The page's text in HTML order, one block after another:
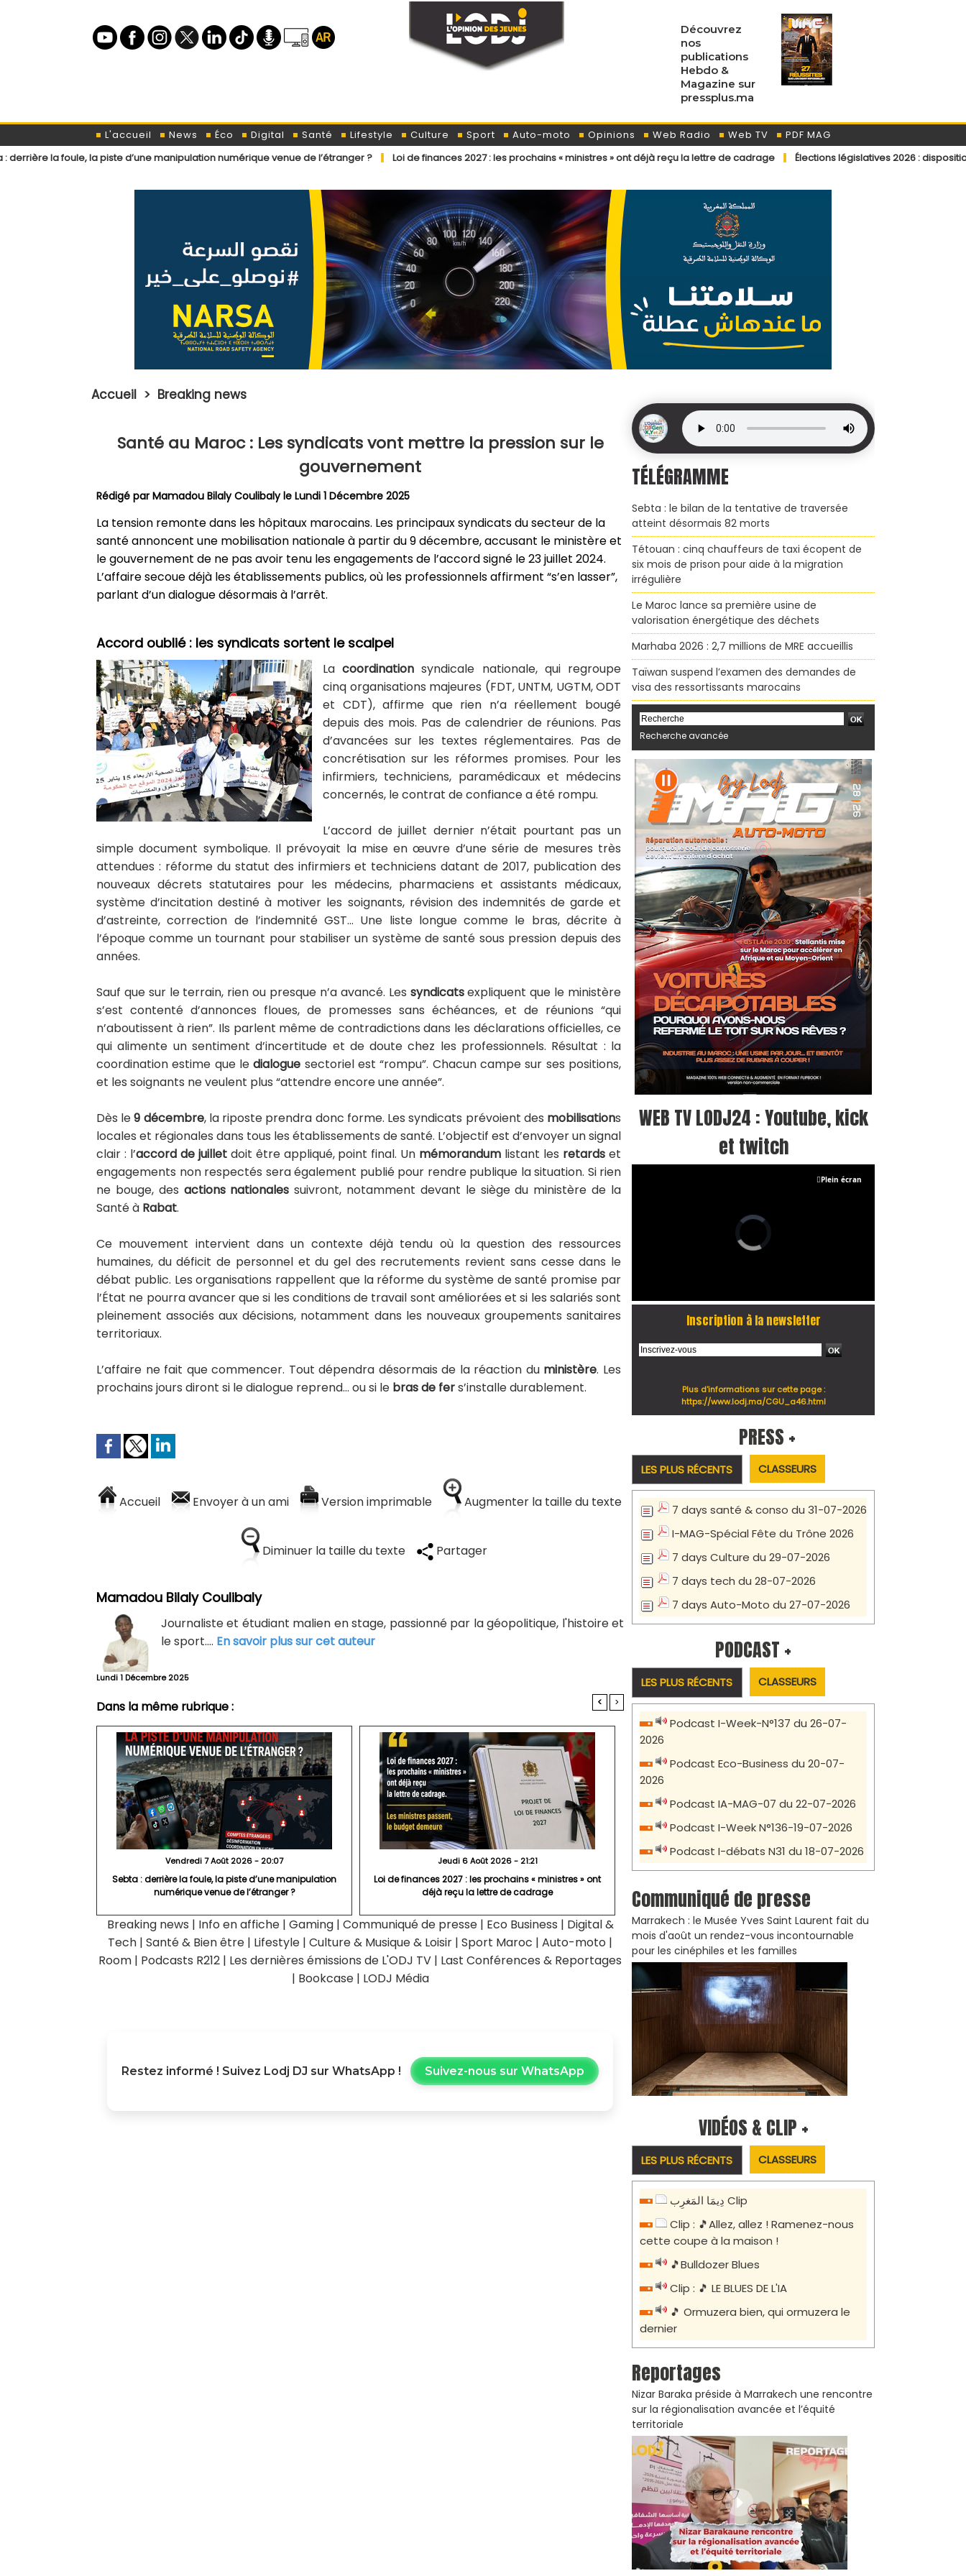
Découvrez
nos
publications
Hebdo &
Magazine sur
pressplus.ma
L'accueil News Éco Digital Santé Lifestyle Culture Sport Auto-moto Opinions Web Radio Web TV
PDF MAG
la piste d’une manipulation numérique venue de l’étranger ?
Loi de finances 2027 : les prochains « ministres » ont déjà reçu la lettre de cadrage Élections législatives 2026 : dispositions éditoriales
Accueil > Breaking news
Santé au Maroc : Les syndicats vont mettre la pression sur le
gouvernement
Rédigé parMamadou Bilaly Coulibalyle Lundi 1 Décembre 2025
La tension remonte dans les hôpitaux marocains. Les principaux syndicats du secteur de la
santé annoncent une mobilisation nationale à partir du 9 décembre, accusant le ministère et
le gouvernement de ne pas avoir tenu les engagements de l’accord signé le 23 juillet 2024.
L’affaire secoue déjà les établissements publics, où les professionnels affirment “s’en lasser”,
parlant d’un dialogue désormais à l’arrêt.
Accord oublié : les syndicats sortent le scalpel
Lacoordination syndicale nationale, qui regroupe
cinq organisations majeures (FDT, UNTM, UGTM, ODT
et CDT), affirme que rien n’a réellement bougé
depuis des mois. Pas de calendrier de réunions. Pas
d’avancées sur les textes réglementaires. Pas de
concrétisation sur les réformes promises. Pour les
infirmiers, techniciens, paramédicaux et médecins
concernés, le contrat de confiance a été rompu.
L’accord de juillet dernier n’était pourtant pas un
simple document symbolique. Il prévoyait la mise en œuvre d’une série de mesures très
attendues : réforme du statut des infirmiers et techniciens datant de 2017, publication des
nouveaux décrets statutaires pour les médecins, pharmaciens et assistants médicaux,
système d’incitation destiné à motiver les soignants, révision des indemnités de garde et
d’astreinte, correction de l’indemnité GST… Une liste longue comme le bras, décrite à
l’époque comme un tournant pour stabiliser un système de santé sous pression depuis des
années.
Sauf que sur le terrain, rien ou presque n’a avancé. Les syndicatsexpliquent que le ministère
s’est contenté d’annonces floues, de promesses sans échéances, et de réunions “qui
n’aboutissent à rien”. Ils parlent même de contradictions dans les déclarations officielles, ce
qui alimente un sentiment d’incertitude et de doute chez les professionnels. Résultat : la
coordination estime que ledialogue sectoriel est “rompu”. Chacun campe sur ses positions,
et les soignants ne veulent plus “attendre encore une année”.
Dès le9 décembre, la riposte prendra donc forme. Les syndicats prévoient des mobilisations
locales et régionales dans tous les établissements de santé. L’objectif est d’envoyer un signal
clair : l’accord de juilletdoit être appliqué, point final. Un mémorandum listant les retards et
engagements non respectés sera également publié pour rendre publique la situation. Si rien
ne bouge, des actions nationales suivront, notamment devant le siège du ministère de la
Santé à Rabat.
Ce mouvement intervient dans un contexte déjà tendu où la question des ressources
humaines, du déficit de personnel et du gel des recrutements revient sans cesse dans le
débat public. Les organisations rappellent que la réforme du système de santé promise par
l’État ne pourra avancer que si les conditions de travail sont améliorées et si les salariés sont
pleinement associés aux décisions, notamment dans les nouveaux groupements sanitaires
territoriaux.
L’affaire ne fait que commencer. Tout dépendra désormais de la réaction du ministère. Les
prochains jours diront si le dialogue reprend… ou si le bras de fers’installe durablement.
Accueil Envoyer à un ami Version imprimable Augmenter la taille du texte
Diminuer la taille du texte Partager
Mamadou Bilaly Coulibaly
Journaliste et étudiant malien en stage, passionné par la géopolitique, l'histoire et
le sport.... En savoir plus sur cet auteur
Lundi 1 Décembre 2025
Dans la même rubrique : < >
Vendredi 7 Août 2026 - 20:07
Sebta : derrière la foule, la piste d’une manipulation
numérique venue de l’étranger ?
Jeudi 6 Août 2026 - 21:21
Loi de finances 2027 : les prochains « ministres » ont
déjà reçu la lettre de cadrage
Breaking news | Info en affiche | Gaming | Communiqué de presse | Eco Business | Digital &
Tech | Santé & Bien être | Lifestyle | Culture & Musique & Loisir | Sport Maroc | Auto-moto |
Room | Podcasts R212 | Les dernières émissions de L'ODJ TV | Last Conférences & Reportages
| Bookcase | LODJ Média
Restez informé ! Suivez Lodj DJ sur WhatsApp ! Suivez-nous sur WhatsApp
TÉLÉGRAMME
Sebta : le bilan de la tentative de traversée
atteint désormais 82 morts
Tétouan : cinq chauffeurs de taxi écopent de
six mois de prison pour aide à la migration
irrégulière
Le Maroc lance sa première usine de
valorisation énergétique des déchets
Marhaba 2026 : 2,7 millions de MRE accueillis
Taïwan suspend l’examen des demandes de
visa des ressortissants marocains
Recherche avancée
WEB TV LODJ24 : Youtube, kick
et twitch
Plein écran
Inscription à la newsletter
Plus d'informations sur cette page :
https://www.lodj.ma/CGU_a46.html
PRESS +
LES PLUS RÉCENTS CLASSEURS
7 days santé & conso du 31-07-2026
I-MAG-Spécial Fête du Trône 2026
7 days Culture du 29-07-2026
7 days tech du 28-07-2026
7 days Auto-Moto du 27-07-2026
PODCAST +
LES PLUS RÉCENTS CLASSEURS
Podcast I-Week-N°137 du 26-07-
2026
Podcast Eco-Business du 20-07-
2026
Podcast IA-MAG-07 du 22-07-2026
Podcast I-Week N°136-19-07-2026
Podcast I-débats N31 du 18-07-2026
Communiqué de presse
Marrakech : le Musée Yves Saint Laurent fait du
mois d'août un rendez-vous incontournable
pour les cinéphiles et les familles
VIDÉOS & CLIP +
LES PLUS RÉCENTS CLASSEURS
دِيمَا المَغرِب Clip
Clip : 🎵Allez, allez ! Ramenez-nous
cette coupe à la maison !
🎵Bulldozer Blues
Clip : 🎵 LE BLUES DE L'IA
🎵 Ormuzera bien, qui ormuzera le
dernier
Reportages
Nizar Baraka préside à Marrakech une rencontre
sur la régionalisation avancée et l’équité
territoriale